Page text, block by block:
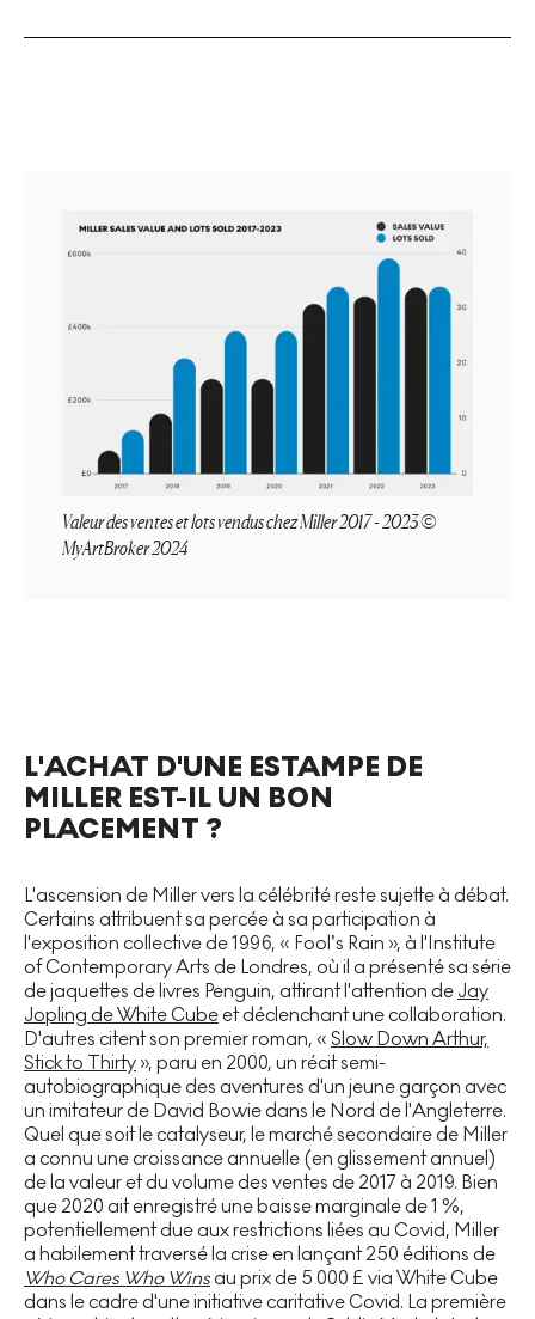
Valeur des ventes et lots vendus chez Miller 2017 - 2023 ©
MyArtBroker 2024
L'ACHAT D'UNE ESTAMPE DE
MILLER EST-IL UN BON
PLACEMENT ?
L'ascension de Miller vers la célébrité reste sujette à débat.
Certains attribuent sa percée à sa participation à
l'exposition collective de 1996, « Fool’s Rain », à l'Institute
of Contemporary Arts de Londres, où il a présenté sa série
de jaquettes de livres Penguin, attirant l'attention de Jay
Jopling de White Cube et déclenchant une collaboration.
D'autres citent son premier roman, « Slow Down Arthur,
Stick to Thirty », paru en 2000, un récit semi-
autobiographique des aventures d'un jeune garçon avec
un imitateur de David Bowie dans le Nord de l'Angleterre.
Quel que soit le catalyseur, le marché secondaire de Miller
a connu une croissance annuelle (en glissement annuel)
de la valeur et du volume des ventes de 2017 à 2019. Bien
que 2020 ait enregistré une baisse marginale de 1 %,
potentiellement due aux restrictions liées au Covid, Miller
a habilement traversé la crise en lançant 250 éditions de
Who Cares Who Wins au prix de 5 000 £ via White Cube
dans le cadre d'une initiative caritative Covid. La première